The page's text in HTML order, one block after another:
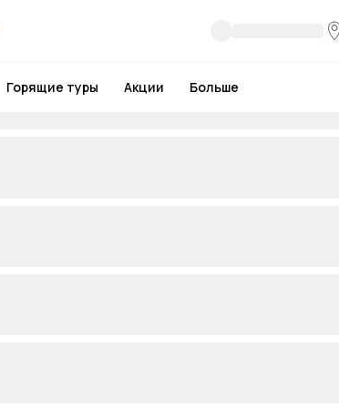
Горящие туры Акции Больше